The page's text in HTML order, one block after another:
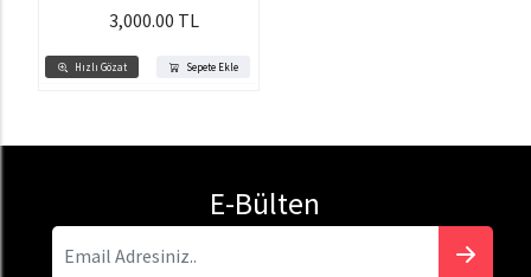
Hızlı Gözat Sepete Ekle
3,000.00 TL
E-Bülten